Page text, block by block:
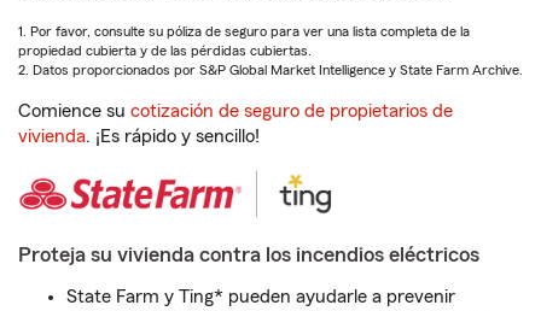
1. Por favor, consulte su póliza de seguro para ver una lista completa de la
propiedad cubierta y de las pérdidas cubiertas.
2. Datos proporcionados por S&P Global Market Intelligence y State Farm Archive.
Comience su cotización de seguro de propietarios de
vivienda. ¡Es rápido y sencillo!
Proteja su vivienda contra los incendios eléctricos
State Farm y Ting* pueden ayudarle a prevenir